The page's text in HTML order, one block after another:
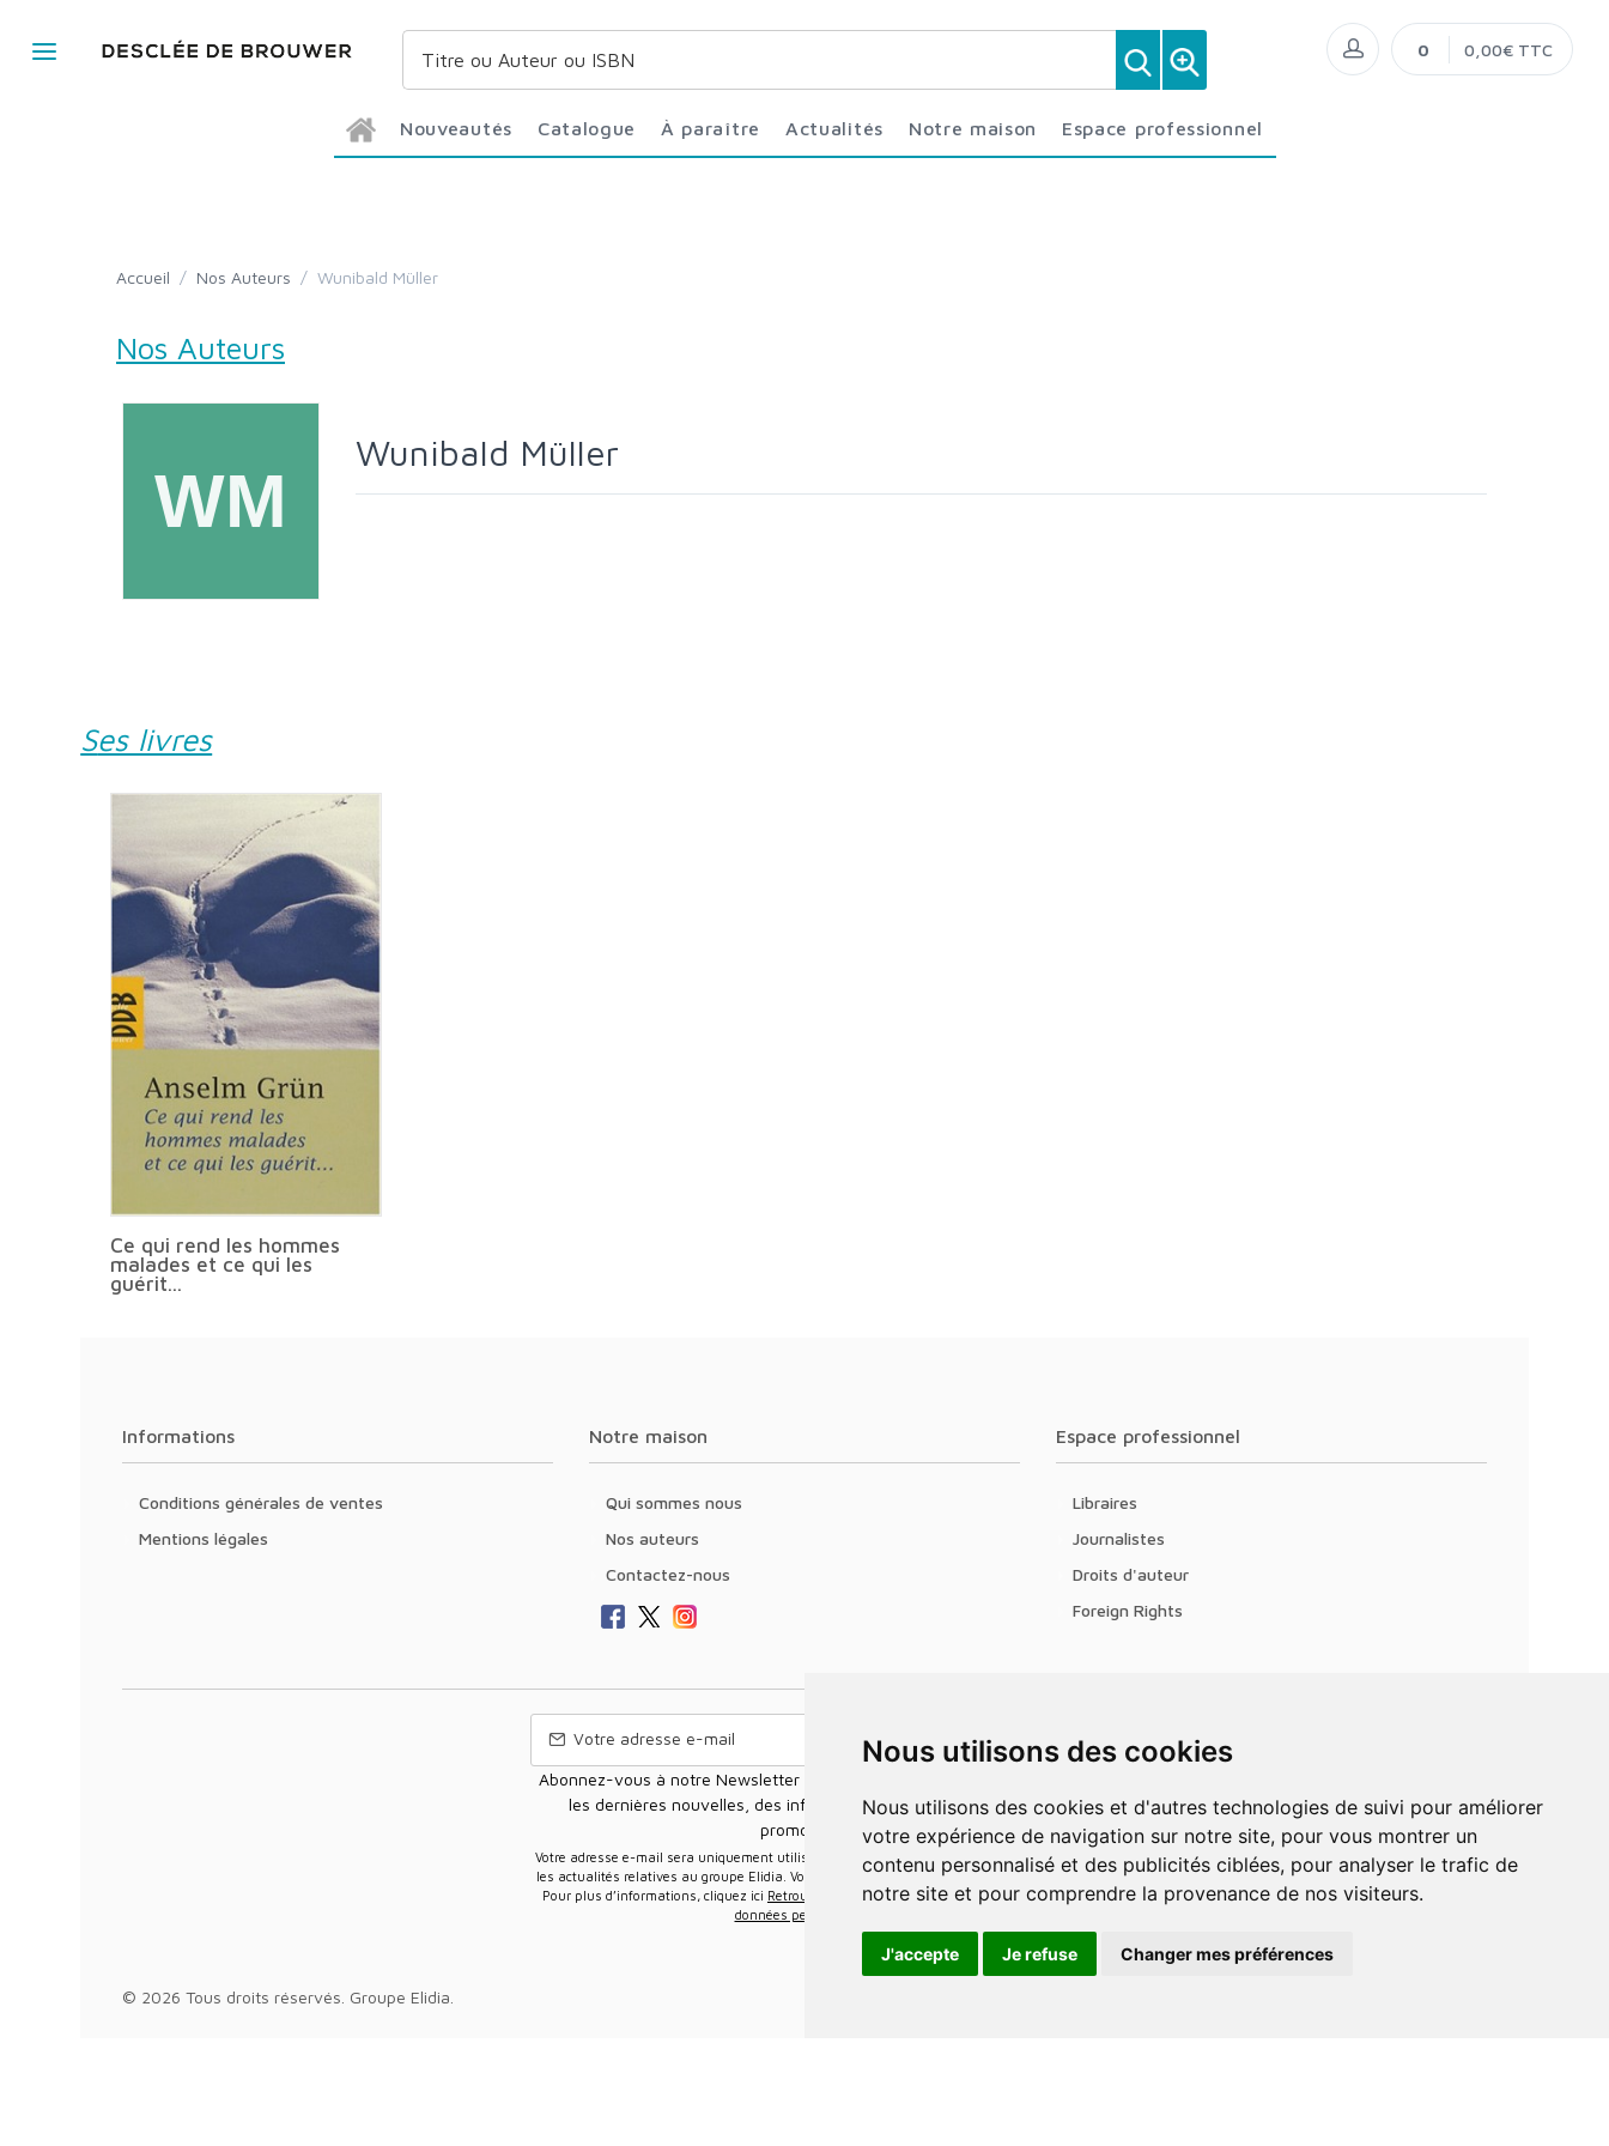
Nous utilisons des cookies
Nous utilisons des cookies et d'autres technologies de suivi pour améliorer
votre expérience de navigation sur notre site, pour vous montrer un
contenu personnalisé et des publicités ciblées, pour analyser le trafic de
notre site et pour comprendre la provenance de nos visiteurs.
J'accepte Je refuse Changer mes préférences
Nouveautés Catalogue À paraître Actualités Notre maison Espace professionnel
0 0,00€ TTC
Accueil / Nos Auteurs / Wunibald Müller
Nos Auteurs
Wunibald Müller
Ses livres
Ce qui rend les hommes
malades et ce qui les
guérit...
Informations
Conditions générales de ventes
Mentions légales
Notre maison
Qui sommes nous
Nos auteurs
Contactez-nous
Espace professionnel
Libraires
Journalistes
Droits d'auteur
Foreign Rights
Abonnez-vous à notre Newsletter pour recevoir nos nouvelles offres,
les dernières nouvelles, des informations sur les ventes et les
promotions.
Votre adresse e-mail sera uniquement utilisée pour vous envoyer des informations sur
les actualités relatives au groupe Elidia. Vous pouvez vous désinscrire à tout moment.
Pour plus d’informations, cliquez ici Retrouvez ici notre politique de protection de vos
données personnelles
© 2026 Tous droits réservés. Groupe Elidia